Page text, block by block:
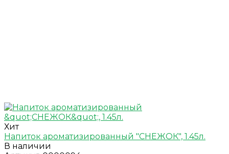
Хит
Напиток ароматизированный "СНЕЖОК", 1.45л.
В наличии